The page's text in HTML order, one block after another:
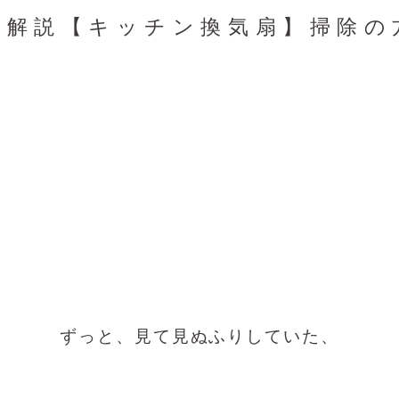
解説【キッチン換気扇】掃除の
ずっと、見て見ぬふりしていた、